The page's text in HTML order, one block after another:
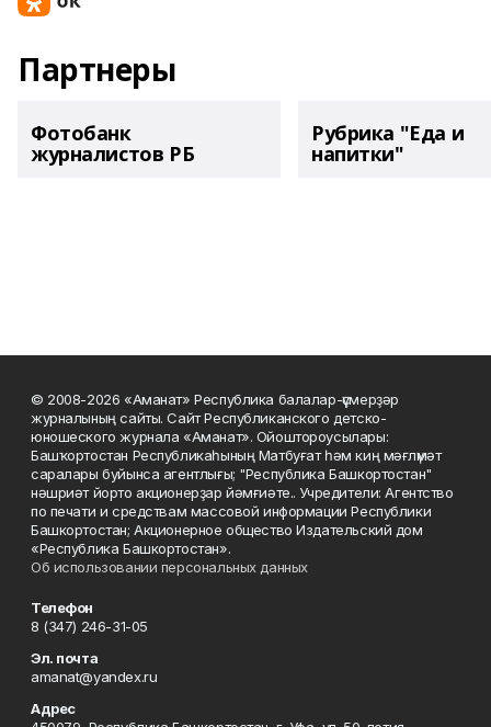
Партнеры
Фотобанк
журналистов РБ
Рубрика "Еда и
напитки"
© 2008-2026 «Аманат» Республика балалар-үҫмерҙәр
журналының сайты. Сайт Республиканского детско-
юношеского журнала «Аманат». Ойоштороусылары:
Башҡортостан Республикаһының Матбуғат һәм киң мәғлүмәт
саралары буйынса агентлығы; "Республика Башкортостан"
нәшриәт йорто акционерҙар йәмғиәте.. Учредители: Агентство
по печати и средствам массовой информации Республики
Башкортостан; Акционерное общество Издательский дом
«Республика Башкортостан».
Об использовании персональных данных
Телефон
8 (347) 246-31-05
Эл. почта
amanat@yandex.ru
Адрес